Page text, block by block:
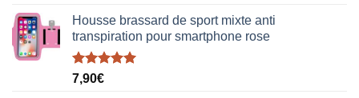
Housse brassard de sport mixte anti
transpiration pour smartphone rose
Note5.00
7,90€